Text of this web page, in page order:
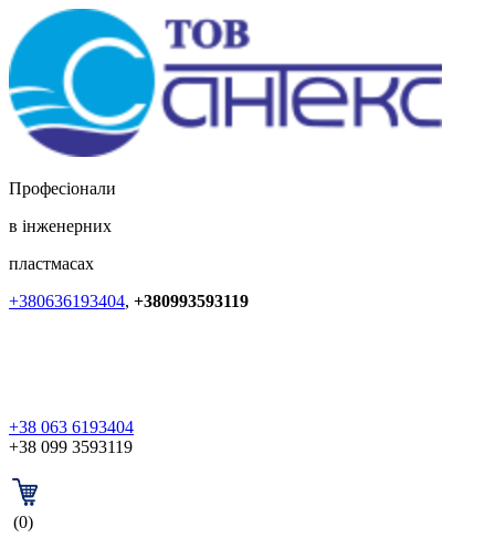
Професіонали
в інженерних
пластмасах
+380636193404, +380993593119
+38 063 6193404
+38 099 3593119
(0)